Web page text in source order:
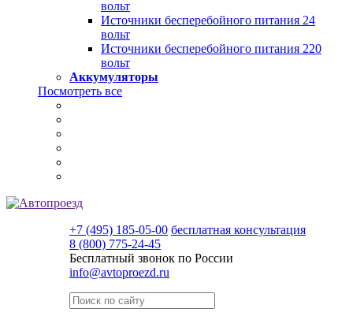
вольт
Источники бесперебойного питания 24
вольт
Источники бесперебойного питания 220
вольт
Аккумуляторы
Посмотреть все
+7 (495) 185-05-00 бесплатная консультация
8 (800) 775-24-45
Бесплатный звонок по России
info@avtoproezd.ru